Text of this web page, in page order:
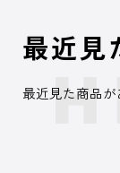
最近見
最近見た商品が